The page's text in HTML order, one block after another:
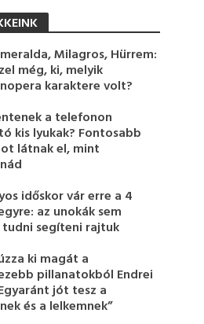
Milagros, Hürrem:
még, ki, melyik
karaktere volt?
a telefonon
kis lyukak? Fontosabb
látnak el, mint
időskor vár erre a 4
az unokák sem
segíteni rajtuk
ki magát a
pillanatokból Endrei
jót tesz a
és a lelkemnek”